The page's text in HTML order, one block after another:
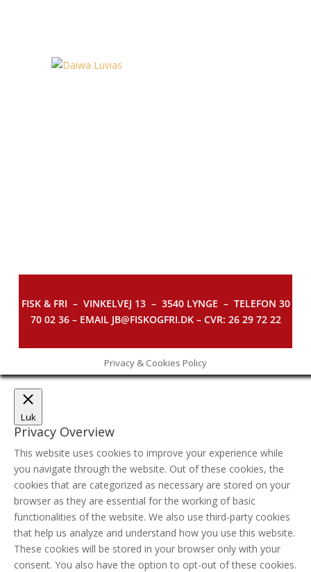
FISK & FRI – VINKELVEJ 13 – 3540 LYNGE – TELEFON 30
70 02 36 – EMAIL JB@FISKOGFRI.DK – CVR: 26 29 72 22
Privacy & Cookies Policy
Luk
Privacy Overview
This website uses cookies to improve your experience while
you navigate through the website. Out of these cookies, the
cookies that are categorized as necessary are stored on your
browser as they are essential for the working of basic
functionalities of the website. We also use third-party cookies
that help us analyze and understand how you use this website.
These cookies will be stored in your browser only with your
consent. You also have the option to opt-out of these cookies.